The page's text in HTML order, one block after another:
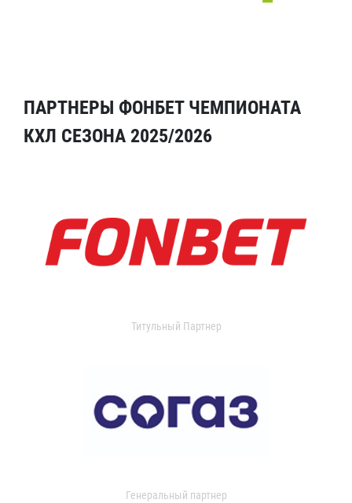
ПАРТНЕРЫ ФОНБЕТ ЧЕМПИОНАТА
КХЛ СЕЗОНА 2025/2026
Титульный Партнер
Генеральный партнер